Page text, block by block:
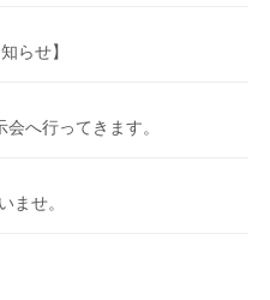
らせ】
へ行ってきます。
ませ。